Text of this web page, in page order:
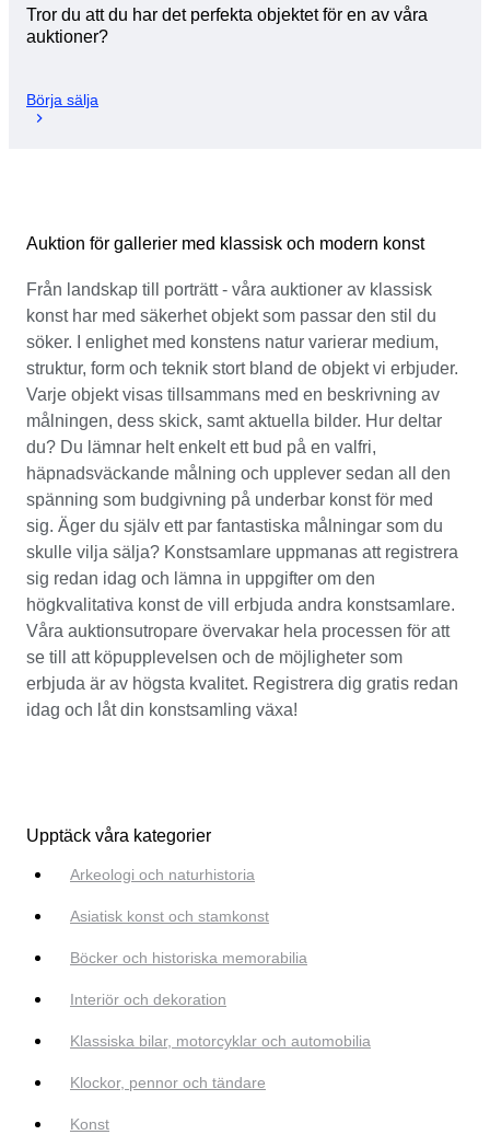
Tror du att du har det perfekta objektet för en av våra
auktioner?
Börja sälja
Auktion för gallerier med klassisk och modern konst
Från landskap till porträtt - våra auktioner av klassisk
konst har med säkerhet objekt som passar den stil du
söker. I enlighet med konstens natur varierar medium,
struktur, form och teknik stort bland de objekt vi erbjuder.
Varje objekt visas tillsammans med en beskrivning av
målningen, dess skick, samt aktuella bilder. Hur deltar
du? Du lämnar helt enkelt ett bud på en valfri,
häpnadsväckande målning och upplever sedan all den
spänning som budgivning på underbar konst för med
sig. Äger du själv ett par fantastiska målningar som du
skulle vilja sälja? Konstsamlare uppmanas att registrera
sig redan idag och lämna in uppgifter om den
högkvalitativa konst de vill erbjuda andra konstsamlare.
Våra auktionsutropare övervakar hela processen för att
se till att köpupplevelsen och de möjligheter som
erbjuda är av högsta kvalitet. Registrera dig gratis redan
idag och låt din konstsamling växa!
Upptäck våra kategorier
Arkeologi och naturhistoria
Asiatisk konst och stamkonst
Böcker och historiska memorabilia
Interiör och dekoration
Klassiska bilar, motorcyklar och automobilia
Klockor, pennor och tändare
Konst